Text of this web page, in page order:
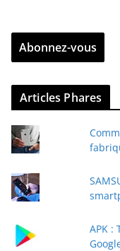
r
z
v
r
e
e
-
a
Abonnez-vous
Articles Phares
APK :